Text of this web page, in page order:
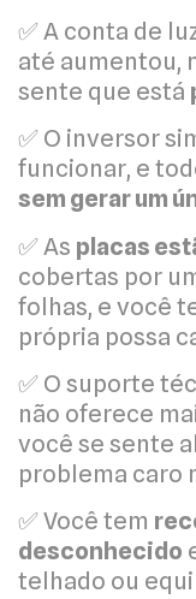
✅ A conta de
até aumentou,
sente que está
✅ O inversor
funcionar, e
sem gerar um
✅ As placas
cobertas por
folhas, e você
própria possa
✅ O suporte
não oferece
você se sente
problema caro
✅ Você tem
desconhecido
telhado ou